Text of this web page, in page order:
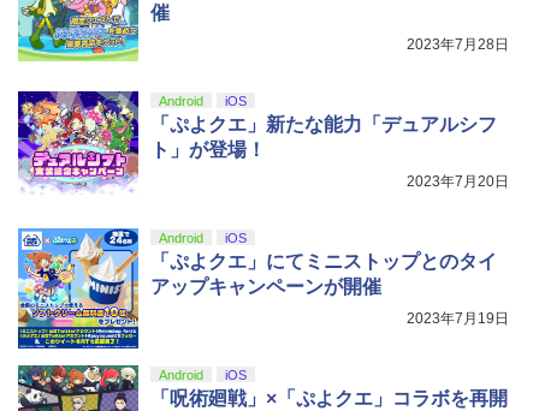
催
2023年7月28日
Android iOS
「ぷよクエ」新たな能力「デュアルシフ
ト」が登場！
2023年7月20日
Android iOS
「ぷよクエ」にてミニストップとのタイ
アップキャンペーンが開催
2023年7月19日
Android iOS
「呪術廻戦」×「ぷよクエ」コラボを再開